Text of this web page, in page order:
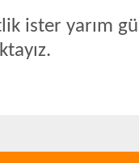
ister yarım